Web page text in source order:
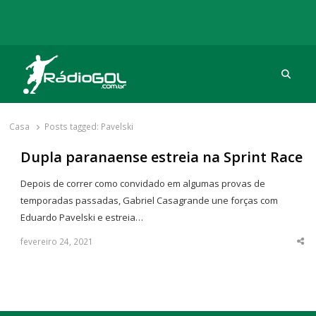
Rádio Gol
Há mais de 20 anos com as melhores coberturas
Casa Posts tagged: Pavelski
Dupla paranaense estreia na Sprint Race
Depois de correr como convidado em algumas provas de
temporadas passadas, Gabriel Casagrande une forças com
Eduardo Pavelski e estreia…
fevereiro 24, 2021